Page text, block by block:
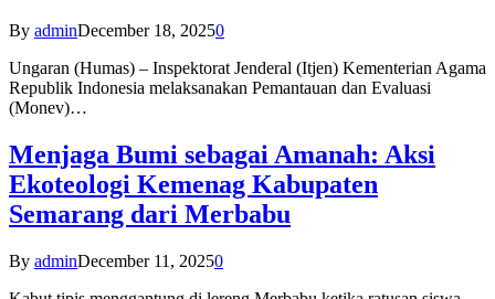
By adminDecember 18, 20250
Ungaran (Humas) – Inspektorat Jenderal (Itjen) Kementerian Agama
Republik Indonesia melaksanakan Pemantauan dan Evaluasi
(Monev)…
Menjaga Bumi sebagai Amanah: Aksi
Ekoteologi Kemenag Kabupaten
Semarang dari Merbabu
By adminDecember 11, 20250